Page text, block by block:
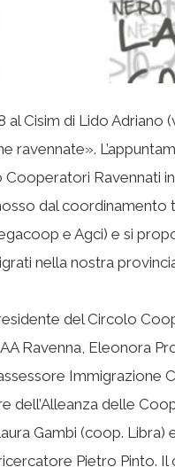
Cisim di Lido Adriano
ravennate».
Cooperatori Ravennati
dal coordinamento
e Agci) e si
nella nostra
del Circolo
Ravenna, Eleonora
Immigrazione
dell’Alleanza delle
Gambi (coop. Libra)
Pietro Pinto.